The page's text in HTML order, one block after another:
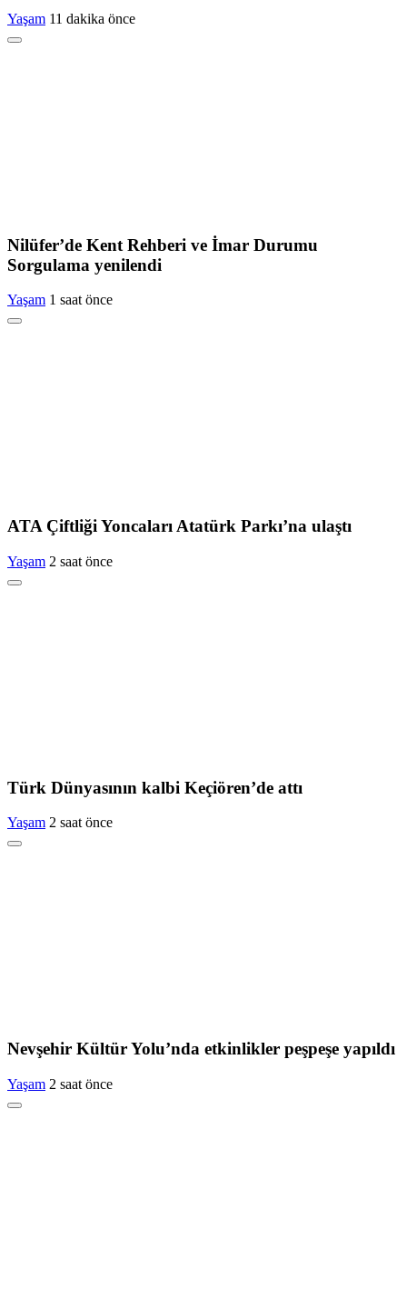
Yaşam 11 dakika önce
Nilüfer’de Kent Rehberi ve İmar Durumu
Sorgulama yenilendi
Yaşam 1 saat önce
ATA Çiftliği Yoncaları Atatürk Parkı’na ulaştı
Yaşam 2 saat önce
Türk Dünyasının kalbi Keçiören’de attı
Yaşam 2 saat önce
Nevşehir Kültür Yolu’nda etkinlikler peşpeşe yapıldı
Yaşam 2 saat önce